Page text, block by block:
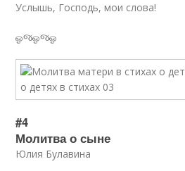
Услышь, Господь, мои слова!
ஓજஓજஓ
#4
Молитва о сыне
Юлия Булавина